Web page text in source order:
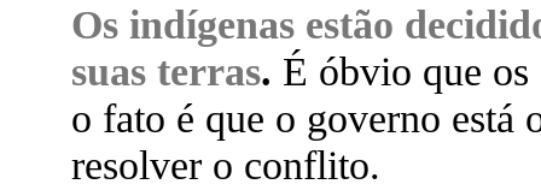
Os indígenas estão
suas terras. É óbvio que os
o fato é que o governo está
resolver o conflito.